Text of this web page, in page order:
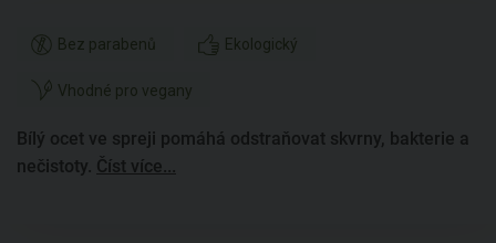
Bez parabenů Ekologický
Vhodné pro vegany
Bílý ocet ve spreji pomáhá odstraňovat skvrny, bakterie a
nečistoty. Číst více...